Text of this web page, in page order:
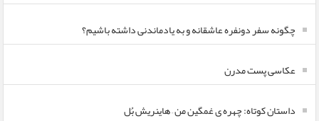
چگونه سفر دونفره عاشقانه و به یادماندنی داشته باشیم؟
عکاسی پست مدرن
داستان کوتاه: چهره ی غمگین من – هاینریش بُل